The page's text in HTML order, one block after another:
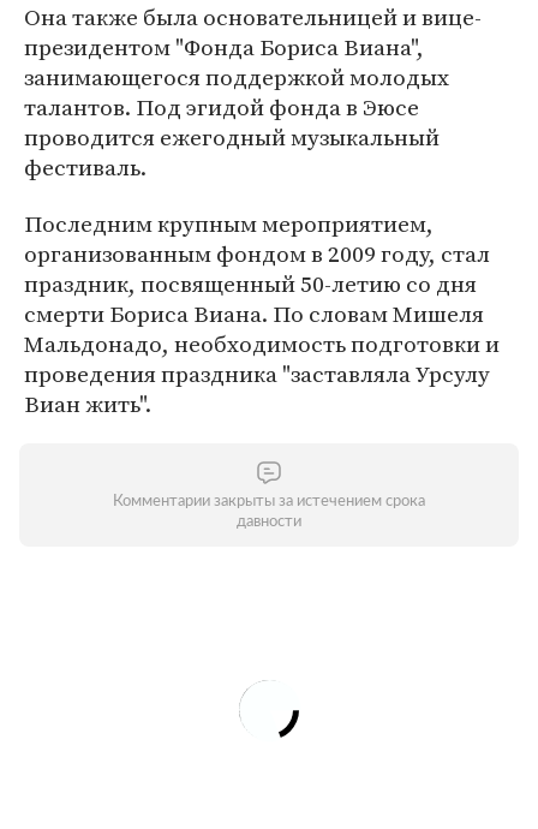
Она также была основательницей и вице-
президентом "Фонда Бориса Виана",
занимающегося поддержкой молодых
талантов. Под эгидой фонда в Эюсе
проводится ежегодный музыкальный
фестиваль.
Последним крупным мероприятием,
организованным фондом в 2009 году, стал
праздник, посвященный 50-летию со дня
смерти Бориса Виана. По словам Мишеля
Мальдонадо, необходимость подготовки и
проведения праздника "заставляла Урсулу
Виан жить".
Комментарии закрыты за истечением срока
давности